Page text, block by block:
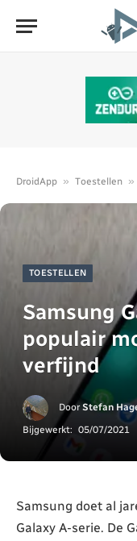
DroidApp » Toestellen »
TOESTELLEN
Samsung
populair
verfijnd
Door Stefan
Bijgewerkt: 05/07/2021
Samsung doet al
Galaxy A-serie. De